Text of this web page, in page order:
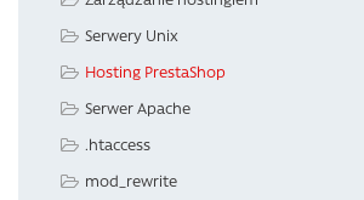
Serwery Unix
Hosting PrestaShop
Serwer Apache
.htaccess
mod_rewrite